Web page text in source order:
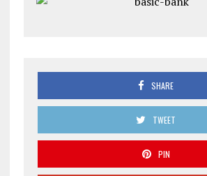
SHARE
TWEET
PIN